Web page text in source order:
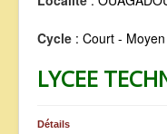
Cycle : Court - Moyen
LYCEE
Détails